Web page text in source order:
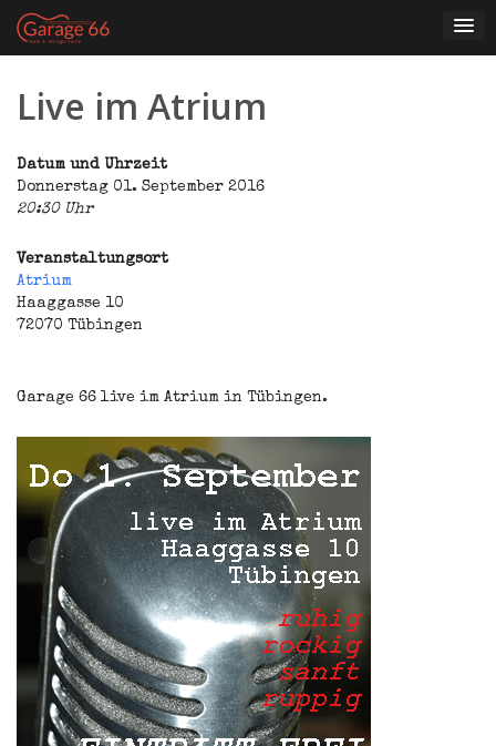
Skip
content
Live im Atrium
Datum und Uhrzeit
Donnerstag 01. September 2016
20:30 Uhr
Veranstaltungsort
Atrium
Haaggasse 10
72070 Tübingen
Garage 66 live im Atrium in Tübingen.